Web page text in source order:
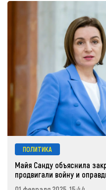
ПОЛИТИКА
Майя Санду объяснила
продвигали войну и